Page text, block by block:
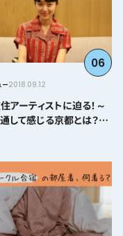
06
ー2018.09.12
アーティストに迫る！～
して感じる京都とは？＠